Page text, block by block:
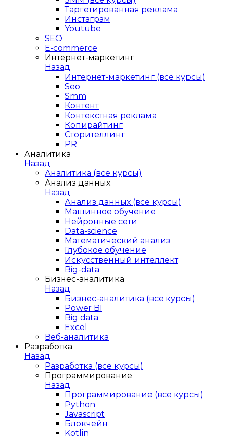
Таргетированная реклама
Инстаграм
Youtube
SEO
E-сommerce
Интернет-маркетинг
Назад
Интернет-маркетинг (все курсы)
Seo
Smm
Контент
Контекстная реклама
Копирайтинг
Сторителлинг
PR
Аналитика
Назад
Аналитика (все курсы)
Анализ данных
Назад
Анализ данных (все курсы)
Машинное обучение
Нейронные сети
Data-science
Математический анализ
Глубокое обучение
Искусственный интеллект
Big-data
Бизнес-аналитика
Назад
Бизнес-аналитика (все курсы)
Power BI
Big data
Excel
Веб-аналитика
Разработка
Назад
Разработка (все курсы)
Программирование
Назад
Программирование (все курсы)
Python
Javascript
Блокчейн
Kotlin